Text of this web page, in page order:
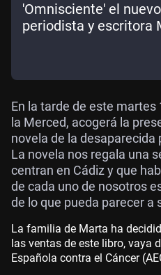
'Omnisciente' el
periodista y escritora
En la tarde de este
la Merced, acogerá la
novela de la
La novela nos regala una
centran en Cádiz y que
de cada uno de nosotros
de lo que pueda parecer a
La familia de Marta ha
las ventas de este libro, vaya
Española contra el Cáncer